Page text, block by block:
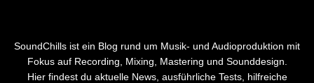
SoundChills ist ein Blog rund um Musik- und Audioproduktion mit
Fokus auf Recording, Mixing, Mastering und Sounddesign.
Hier findest du aktuelle News, ausführliche Tests, hilfreiche